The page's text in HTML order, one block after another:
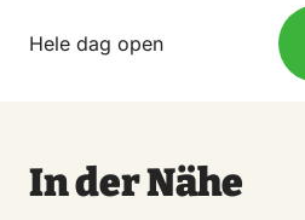
Hele dag open
In der Nähe